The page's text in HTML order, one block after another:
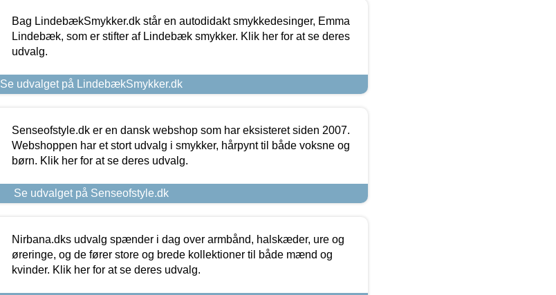
Bag LindebækSmykker.dk står en autodidakt smykkedesinger, Emma
Lindebæk, som er stifter af Lindebæk smykker. Klik her for at se deres
udvalg.
Se udvalget på LindebækSmykker.dk
Senseofstyle.dk er en dansk webshop som har eksisteret siden 2007.
Webshoppen har et stort udvalg i smykker, hårpynt til både voksne og
børn. Klik her for at se deres udvalg.
Se udvalget på Senseofstyle.dk
Nirbana.dks udvalg spænder i dag over armbånd, halskæder, ure og
øreringe, og de fører store og brede kollektioner til både mænd og
kvinder. Klik her for at se deres udvalg.